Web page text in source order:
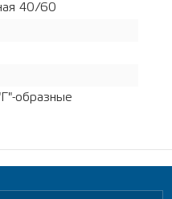
40/60
образные